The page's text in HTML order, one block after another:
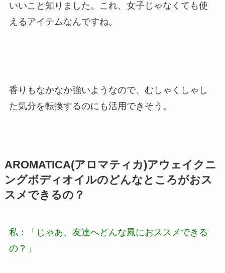
いいこと知りました。これ、女子じゃなくても使
えるアイテムなんですね。
香りもなかなか強いようなので、むしゃくしゃし
た気分を転換するのにも活用できそう。
AROMATICA(アロマティカ)アウェイクニ
ングボディオイルのどんなところがおス
スメできるの？
私：「じゃあ、友達へどんな風におススメできる
の？」